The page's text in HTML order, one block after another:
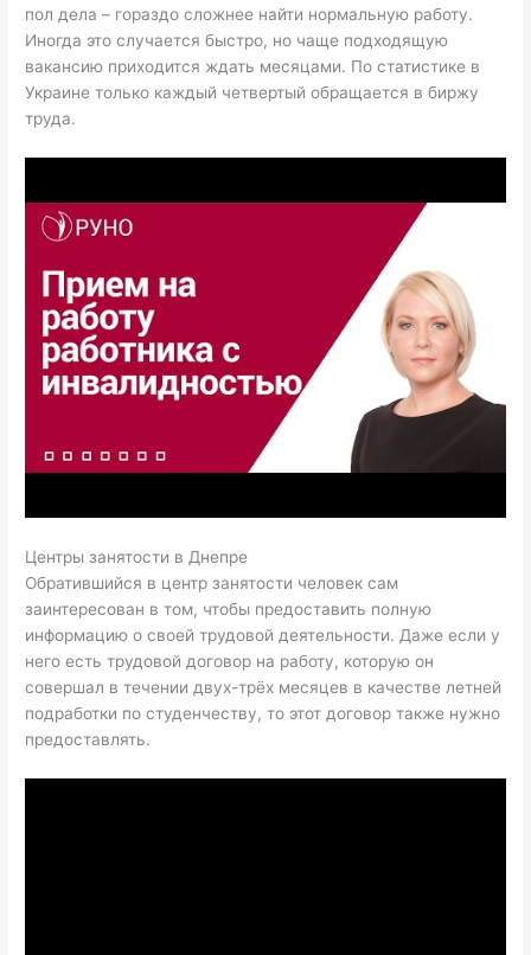
пол дела – гораздо сложнее найти нормальную работу.
Иногда это случается быстро, но чаще подходящую
вакансию приходится ждать месяцами. По статистике в
Украине только каждый четвертый обращается в биржу
труда.
Центры занятости в Днепре
Обратившийся в центр занятости человек сам
заинтересован в том, чтобы предоставить полную
информацию о своей трудовой деятельности. Даже если у
него есть трудовой договор на работу, которую он
совершал в течении двух-трёх месяцев в качестве летней
подработки по студенчеству, то этот договор также нужно
предоставлять.